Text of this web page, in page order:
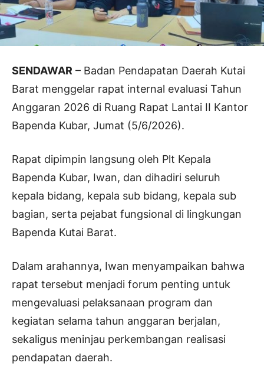
SENDAWAR – Badan Pendapatan Daerah Kutai
Barat menggelar rapat internal evaluasi Tahun
Anggaran 2026 di Ruang Rapat Lantai II Kantor
Bapenda Kubar, Jumat (5/6/2026).
Rapat dipimpin langsung oleh Plt Kepala
Bapenda Kubar, Iwan, dan dihadiri seluruh
kepala bidang, kepala sub bidang, kepala sub
bagian, serta pejabat fungsional di lingkungan
Bapenda Kutai Barat.
Dalam arahannya, Iwan menyampaikan bahwa
rapat tersebut menjadi forum penting untuk
mengevaluasi pelaksanaan program dan
kegiatan selama tahun anggaran berjalan,
sekaligus meninjau perkembangan realisasi
pendapatan daerah.